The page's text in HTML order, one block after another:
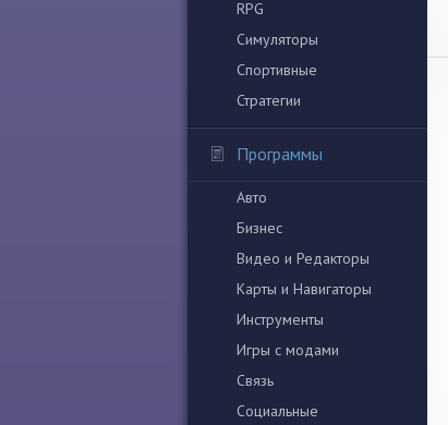
RPG
Симуляторы
Спортивные
Стратегии
Программы
Авто
Бизнес
Видео и Редакторы
Карты и Навигаторы
Инструменты
Игры с модами
Связь
Социальные